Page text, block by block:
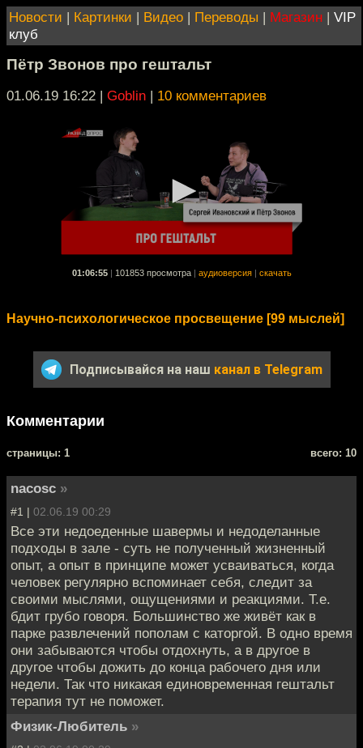
Новости | Картинки | Видео | Переводы | Магазин | VIP
клуб
Пётр Звонов про гештальт
01.06.19 16:22 | Goblin | 10 комментариев
01:06:55 101853 просмотра аудиоверсия скачать
Научно-психологическое просвещение [99 мыслей]
Подписывайся на наш канал в Telegram
Комментарии
cтраницы: 1 всего: 10
nacosc »
#1 | 02.06.19 00:29
Все эти недоеденные шавермы и недоделанные
подходы в зале - суть не полученный жизненный
опыт, а опыт в принципе может усваиваться, когда
человек регулярно вспоминает себя, следит за
своими мыслями, ощущениями и реакциями. Т.е.
бдит грубо говоря. Большинство же живёт как в
парке развлечений пополам с каторгой. В одно время
они забываются чтобы отдохнуть, а в другое в
другое чтобы дожить до конца рабочего дня или
недели. Так что никакая единовременная гештальт
терапия тут не поможет.
Физик-Любитель »